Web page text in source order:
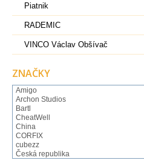
Piatnik
RADEMIC
VINCO Václav Obšívač
ZNAČKY
Amigo
Archon Studios
Bartl
CheatWell
China
CORFIX
cubezz
Česká republika